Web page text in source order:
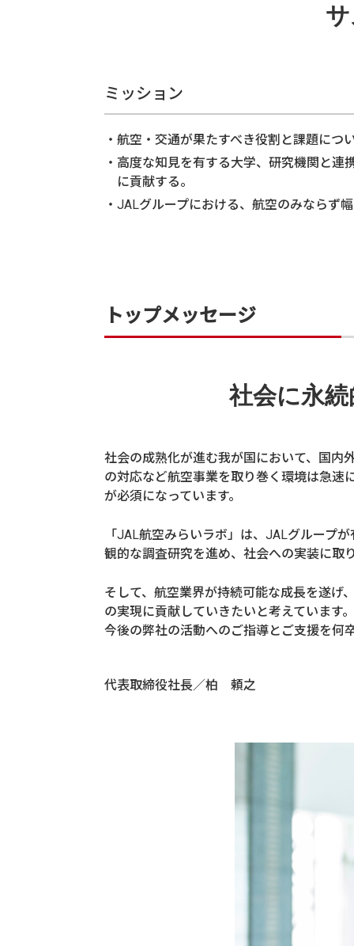
ミッション
航空・交通が果たすべき役割と課題につ
高度な知見を有する大学、研究機関と連
に貢献する。
JALグループにおける、航空のみならず
トップメッセージ
社会に永
社会の成熟化が進む我が国において、国内
の対応など航空事業を取り巻く環境は急速
が必須になっています。
「JAL航空みらいラボ」は、JALグループ
観的な調査研究を進め、社会への実装に取
そして、航空業界が持続可能な成長を遂げ
の実現に貢献していきたいと考えています。
今後の弊社の活動へのご指導とご支援を何
代表取締役社長／柏 頼之